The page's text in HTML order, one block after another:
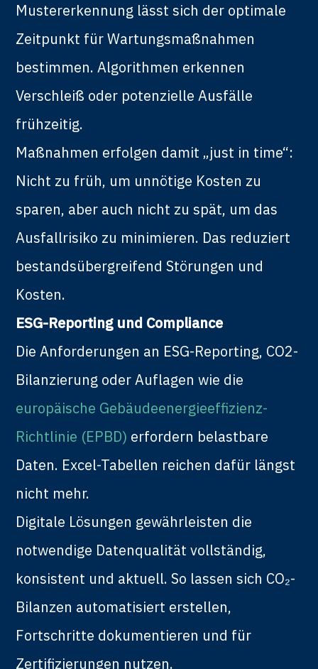
Mustererkennung lässt sich der optimale
Zeitpunkt für Wartungsmaßnahmen
bestimmen. Algorithmen erkennen
Verschleiß oder potenzielle Ausfälle
frühzeitig.
Maßnahmen erfolgen damit „just in time“:
Nicht zu früh, um unnötige Kosten zu
sparen, aber auch nicht zu spät, um das
Ausfallrisiko zu minimieren. Das reduziert
bestandsübergreifend Störungen und
Kosten.
ESG-Reporting und Compliance
Die Anforderungen an ESG-Reporting, CO2-
Bilanzierung oder Auflagen wie die
europäische Gebäudeenergieeffizienz-
Richtlinie (EPBD) erfordern belastbare
Daten. Excel-Tabellen reichen dafür längst
nicht mehr.
Digitale Lösungen gewährleisten die
notwendige Datenqualität vollständig,
konsistent und aktuell. So lassen sich CO₂-
Bilanzen automatisiert erstellen,
Fortschritte dokumentieren und für
Zertifizierungen nutzen.